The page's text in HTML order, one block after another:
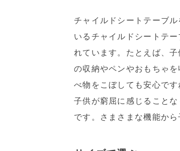
チャイルドシートテーブ
いるチャイルドシートテ
れています。たとえば、
の収納やペンやおもちゃ
べ物をこぼしても安心で
子供が窮屈に感じること
です。さまさまな機能か